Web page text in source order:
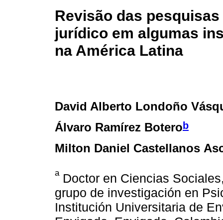
Revisão das
jurídico em algumas
na América Latina
David Alberto Londoño
Álvaro Ramírez Botero b
Milton Daniel Castellanos
aDoctor en Ciencias
grupo de investigación en
Institución Universitaria de